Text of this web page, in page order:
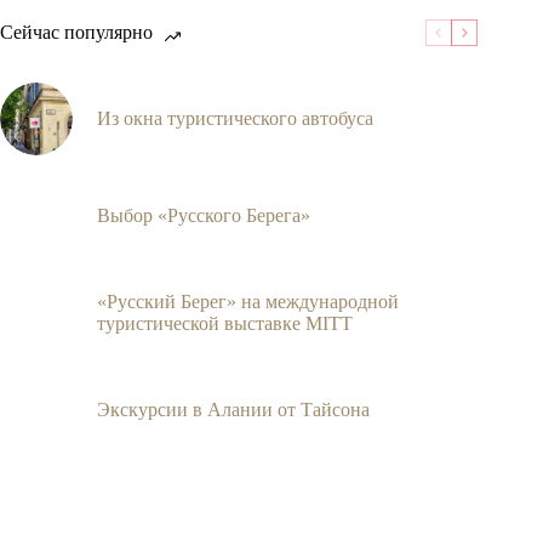
Сейчас популярно
Из окна туристического автобуса
Выбор «Русского Берега»
«Русский Берег» на международной
туристической выставке MITT
Экскурсии в Алании от Тайсона